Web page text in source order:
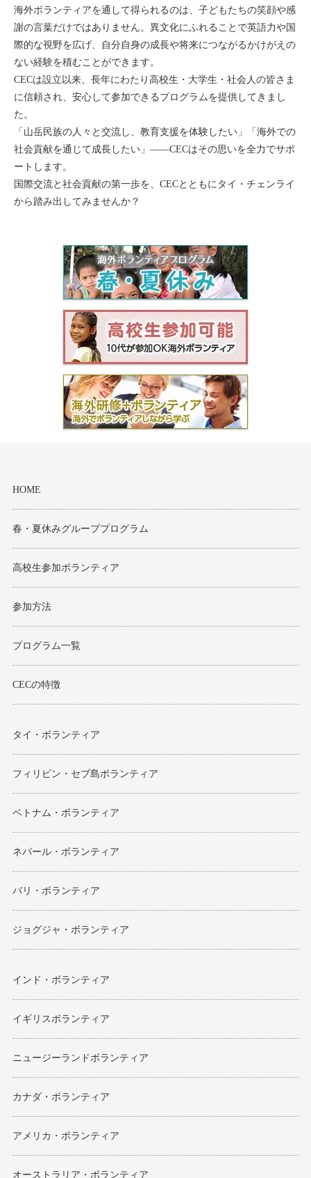
海外ボランティアを通して得られるのは、子どもたちの笑顔や感
謝の言葉だけではありません。異文化にふれることで英語力や国
際的な視野を広げ、自分自身の成長や将来につながるかけがえの
ない経験を積むことができます。
CECは設立以来、長年にわたり高校生・大学生・社会人の皆さま
に信頼され、安心して参加できるプログラムを提供してきまし
た。
「山岳民族の人々と交流し、教育支援を体験したい」「海外での
社会貢献を通じて成長したい」――CECはその思いを全力でサポ
ートします。
国際交流と社会貢献の第一歩を、CECとともにタイ・チェンライ
から踏み出してみませんか？
HOME
春・夏休みグループプログラム
高校生参加ボランティア
参加方法
プログラム一覧
CECの特徴
タイ・ボランティア
フィリピン・セブ島ボランティア
ベトナム・ボランティア
ネパール・ボランティア
バリ・ボランティア
ジョグジャ・ボランティア
インド・ボランティア
イギリスボランティア
ニュージーランドボランティア
カナダ・ボランティア
アメリカ・ボランティア
オーストラリア・ボランティア